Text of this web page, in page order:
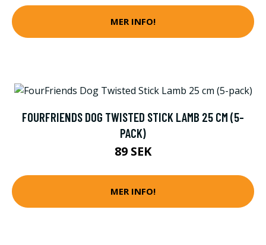
MER INFO!
FOURFRIENDS DOG TWISTED STICK LAMB 25 CM (5-
PACK)
89 SEK
MER INFO!